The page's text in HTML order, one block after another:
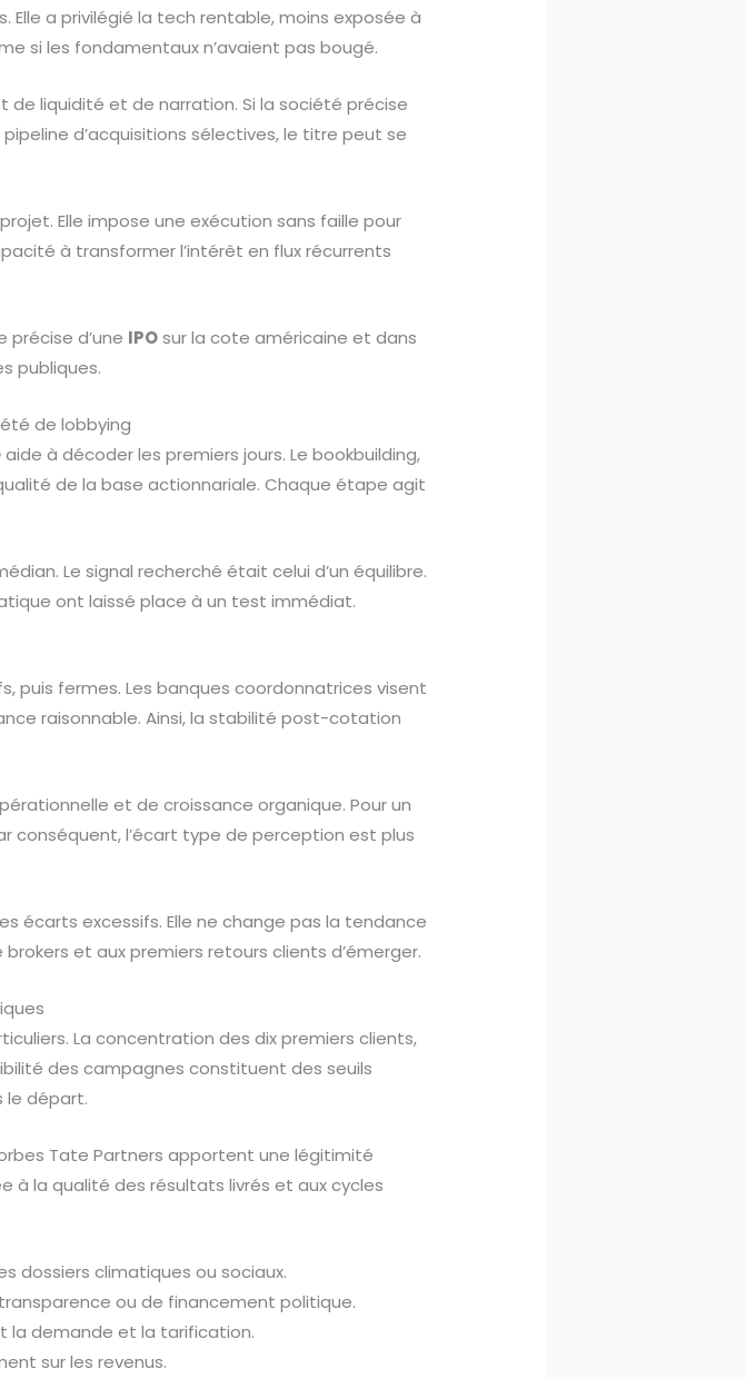
Elle a privilégié la tech rentable, moins exposée à
si les fondamentaux n’avaient pas bougé.
de liquidité et de narration. Si la société précise
d’acquisitions sélectives, le titre peut se
Elle impose une exécution sans faille pour
à transformer l’intérêt en flux récurrents
d’une IPOsur la cote américaine et dans
publiques.
de lobbying
aide à décoder les premiers jours. Le bookbuilding,
de la base actionnariale. Chaque étape agit
Le signal recherché était celui d’un équilibre.
ont laissé place à un test immédiat.
puis fermes. Les banques coordonnatrices visent
raisonnable. Ainsi, la stabilité post-cotation
et de croissance organique. Pour un
conséquent, l’écart type de perception est plus
écarts excessifs. Elle ne change pas la tendance
et aux premiers retours clients d’émerger.
La concentration des dix premiers clients,
des campagnes constituent des seuils
le départ.
Tate Partners apportent une légitimité
à la qualité des résultats livrés et aux cycles
dossiers climatiques ou sociaux.
ou de financement politique.
la demande et la tarification.
sur les revenus.